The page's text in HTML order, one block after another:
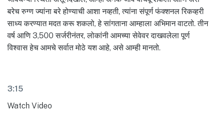
बरेच रुग्ण ज्यांना बरे होण्याची आशा नव्हती, त्यांना संपूर्ण फंक्शनल रिकव्हरी
साध्य करण्यात मदत करू शकलो, हे सांगताना आम्हाला अभिमान वाटतो. तीन
वर्ष आणि 3,500 सर्जरीनंतर, लोकांनी आमच्या सेवेवर दाखवलेला पूर्ण
विश्वास हेच आमचे सर्वात मोठे यश आहे, असे आम्ही मानतो.
3:15
Watch Video